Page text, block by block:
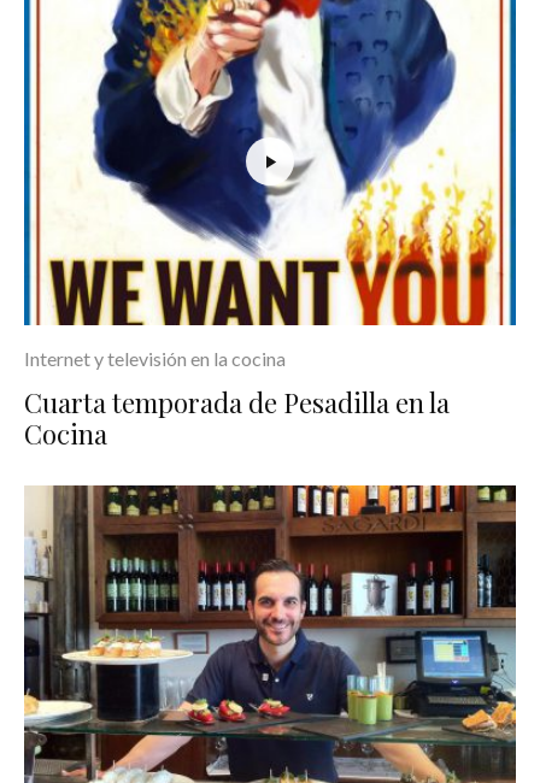
Internet y televisión en la cocina
Cuarta temporada de Pesadilla en la
Cocina